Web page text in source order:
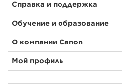
Справка и поддержка
Обучение и образование
О компании Canon
Мой профиль